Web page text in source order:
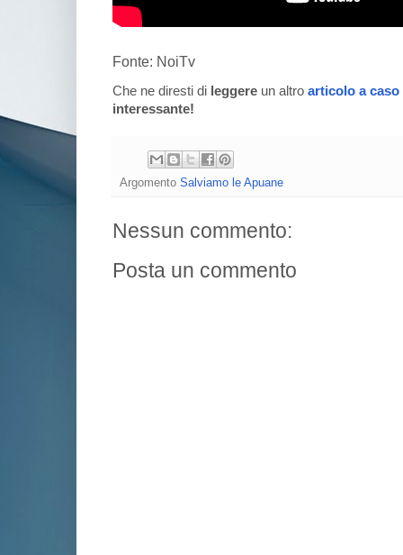
Fonte: NoiTv
Che ne diresti di leggere un altro articolo a caso
interessante!
Argomento Salviamo le Apuane
Nessun commento:
Posta un commento